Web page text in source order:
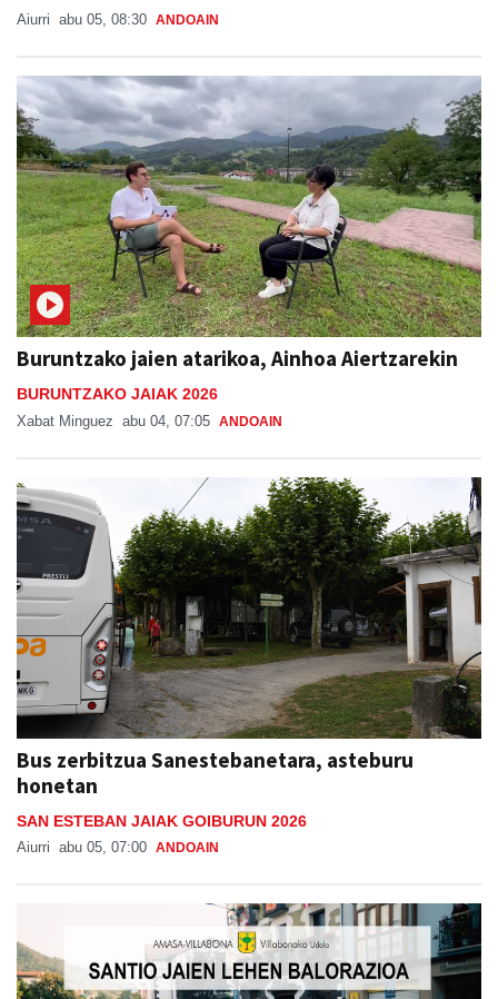
Aiurri abu 05, 08:30 ANDOAIN
Buruntzako jaien atarikoa, Ainhoa Aiertzarekin
BURUNTZAKO JAIAK 2026
Xabat Minguez abu 04, 07:05 ANDOAIN
Bus zerbitzua Sanestebanetara, asteburu
honetan
SAN ESTEBAN JAIAK GOIBURUN 2026
Aiurri abu 05, 07:00 ANDOAIN